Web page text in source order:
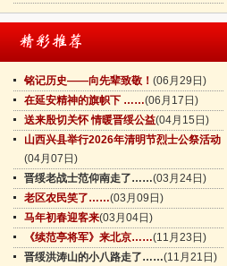
铭记历史——向先辈致敬！ (06月29日)
在延安精神的旗帜下 ……(06月17日)
送来殷切关怀 情暖晋绥公益(04月15日)
山西兴县举行2026年清明节烈士公祭活动
(04月07日)
晋绥老战士范仰南走了……(03月24日)
老区农民笑了……(03月09日)
马年初春迎客来(03月04日)
《续范亭将军》来北京……(11月23日)
晋绥洪涛山的小八路走了……(11月21日)